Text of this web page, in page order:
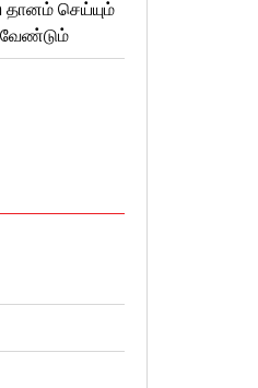
தானம் செய்யும்